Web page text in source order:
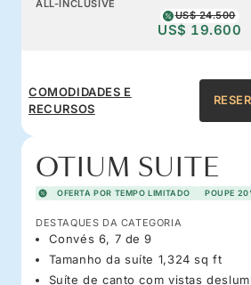
ALL-INCLUSIVE
US$ 24.500
US$ 19.600
COMODIDADES E
RECURSOS
OTIUM SUITE
OFERTA POR TEMPO LIMITADO POUPE
DESTAQUES DA CATEGORIA
Convés 6, 7 de 9
Tamanho da suíte 1,324 sq ft
Suíte de canto com vistas